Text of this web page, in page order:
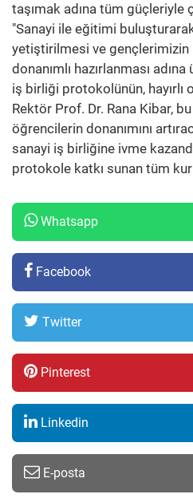
taşımak adına tüm güçleriyle
"Sanayi ile eğitimi
yetiştirilmesi ve gençlerimizin
donanımlı hazırlanması
iş birliği protokolünün, hayırlı
Rektör Prof. Dr. Rana Kibar,
öğrencilerin donanımını
sanayi iş birliğine ivme
protokole katkı sunan tüm
Whatsapp
Facebook
Twitter
Pinterest
Linkedin
E-posta